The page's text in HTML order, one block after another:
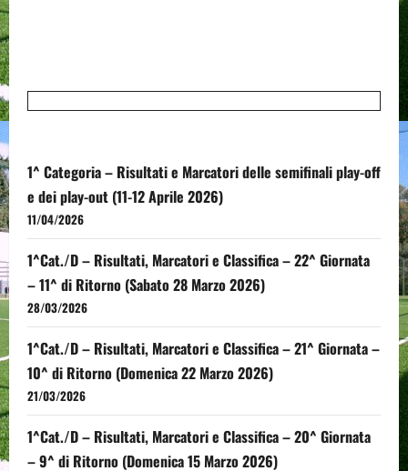
1^ Categoria – Risultati e Marcatori delle semifinali play-off
e dei play-out (11-12 Aprile 2026)
11/04/2026
1^Cat./D – Risultati, Marcatori e Classifica – 22^ Giornata
– 11^ di Ritorno (Sabato 28 Marzo 2026)
28/03/2026
1^Cat./D – Risultati, Marcatori e Classifica – 21^ Giornata –
10^ di Ritorno (Domenica 22 Marzo 2026)
21/03/2026
1^Cat./D – Risultati, Marcatori e Classifica – 20^ Giornata
– 9^ di Ritorno (Domenica 15 Marzo 2026)